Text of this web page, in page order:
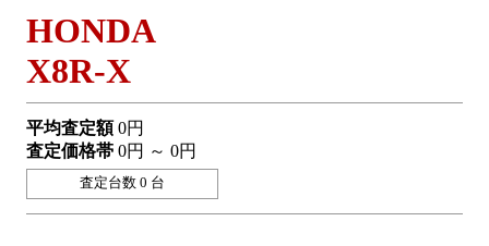
HONDA
X8R-X
平均査定額0円
査定価格帯 0円 ～ 0円
査定台数 0 台